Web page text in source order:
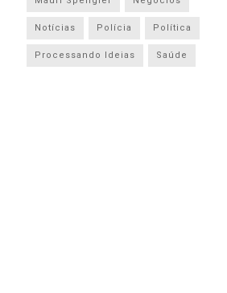
Notícias Polícia Política
Processando Ideias Saúde